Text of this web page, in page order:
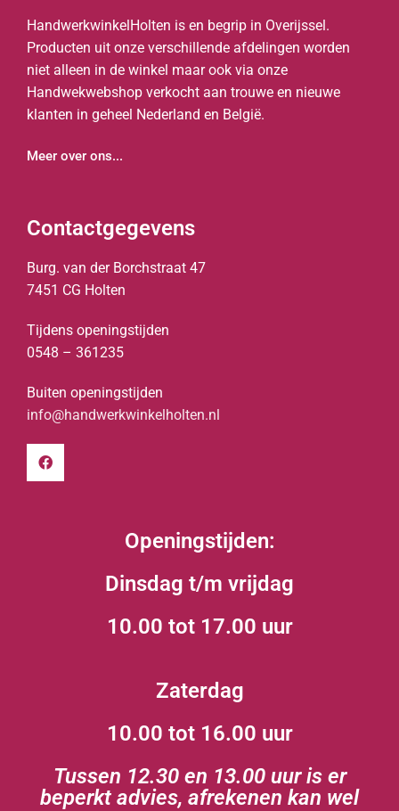
HandwerkwinkelHolten is en begrip in Overijssel.
Producten uit onze verschillende afdelingen worden
niet alleen in de winkel maar ook via onze
Handwekwebshop verkocht aan trouwe en nieuwe
klanten in geheel Nederland en België.
Meer over ons...
Contactgegevens
Burg. van der Borchstraat 47
7451 CG Holten
Tijdens openingstijden
0548 – 361235
Buiten openingstijden
info@handwerkwinkelholten.nl
Openingstijden:
Dinsdag t/m vrijdag
10.00 tot 17.00 uur
Zaterdag
10.00 tot 16.00 uur
Tussen 12.30 en 13.00 uur is er
beperkt advies, afrekenen kan wel